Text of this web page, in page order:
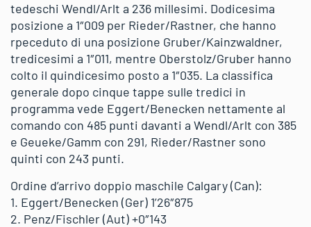
tedeschi Wendl/Arlt a 236 millesimi. Dodicesima
posizione a 1″009 per Rieder/Rastner, che hanno
rpeceduto di una posizione Gruber/Kainzwaldner,
tredicesimi a 1″011, mentre Oberstolz/Gruber hanno
colto il quindicesimo posto a 1″035. La classifica
generale dopo cinque tappe sulle tredici in
programma vede Eggert/Benecken nettamente al
comando con 485 punti davanti a Wendl/Arlt con 385
e Geueke/Gamm con 291, Rieder/Rastner sono
quinti con 243 punti.
Ordine d’arrivo doppio maschile Calgary (Can):
1. Eggert/Benecken (Ger) 1’26″875
2. Penz/Fischler (Aut) +0″143